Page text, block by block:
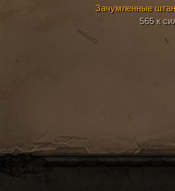
Зачумленные
565 к